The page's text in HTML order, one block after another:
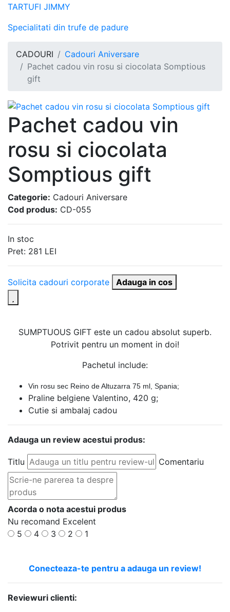
TARTUFI JIMMY
Specialitati din trufe de padure
CADOURI
Cadouri Aniversare
Pachet cadou vin rosu si ciocolata Somptious
gift
Pachet cadou vin
rosu si ciocolata
Somptious gift
Categorie: Cadouri Aniversare
Cod produs: CD-055
In stoc
Pret: 281 LEI
Solicita cadouri corporate Adauga in cos
SUMPTUOUS GIFT este un cadou absolut superb.
Potrivit pentru un moment in doi!
Pachetul include:
Vin rosu sec Reino de Altuzarra 75 ml, Spania;
Praline belgiene Valentino, 420 g;
Cutie si ambalaj cadou
Adauga un review acestui produs:
Titlu Comentariu
Acorda o nota acestui produs
Nu recomand Excelent
5
4 3 2 1
Conecteaza-te pentru a adauga un review!
Reviewuri clienti: